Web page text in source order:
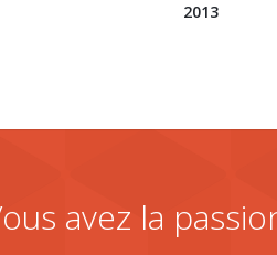
2013
avez la